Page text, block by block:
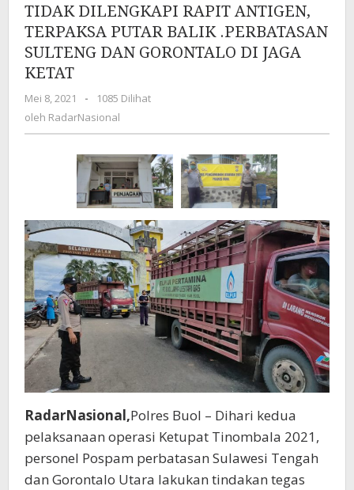
ANTIGEN,
TERPAKSA
PUTAR
GORONTALO
JAGA
KETAT
TIDAK DILENGKAPI RAPIT ANTIGEN,
TERPAKSA PUTAR BALIK .PERBATASAN
SULTENG DAN GORONTALO DI JAGA
KETAT
Mei 8, 2021
oleh
RadarNasional
-
1085 Dilihat
oleh RadarNasional
RadarNasional,Polres Buol – Dihari kedua
pelaksanaan operasi Ketupat Tinombala 2021,
personel Pospam perbatasan Sulawesi Tengah
dan Gorontalo Utara lakukan tindakan tegas